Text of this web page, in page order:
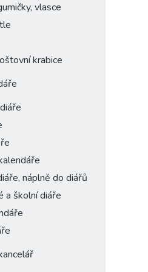
vlasce
krabice
náplně do diářů
a školní diáře